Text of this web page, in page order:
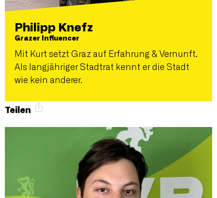
Philipp Knefz
Grazer Influencer
Mit Kurt setzt Graz auf Erfahrung & Vernunft.
Als langjähriger Stadtrat kennt er die Stadt
wie kein anderer.
Teilen